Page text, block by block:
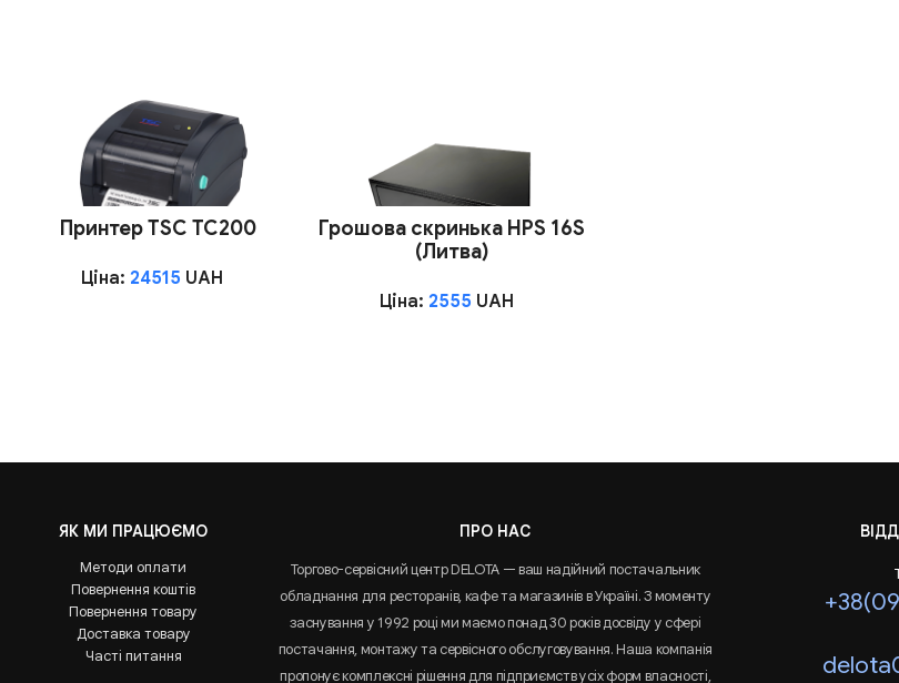
Принтер TSC TC200
Ціна:24515 UAH
Грошова скринька HPS 16S
(Литва)
Ціна: 2555 UAH
ЯК МИ ПРАЦЮЄМО
Методи оплати
Повернення коштів
Повернення товару
Доставка товару
Часті питання
ПРО НАС
Торгово-сервісний центр DELOTA — ваш надійний постачальник
обладнання для ресторанів, кафе та магазинів в Україні. З моменту
заснування у 1992 році ми маємо понад 30 років досвіду у сфері
постачання, монтажу та сервісного обслуговування. Наша компанія
пропонує комплексні рішення для підприємств усіх форм власності,